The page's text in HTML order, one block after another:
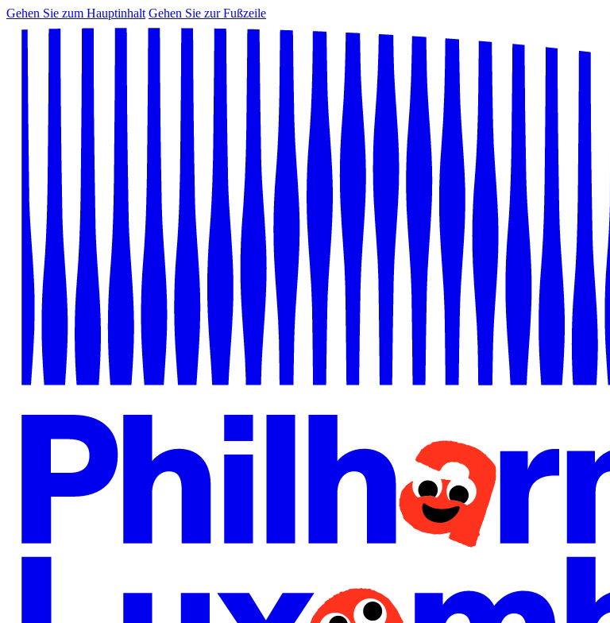
Gehen Sie zum Hauptinhalt Gehen Sie zur Fußzeile